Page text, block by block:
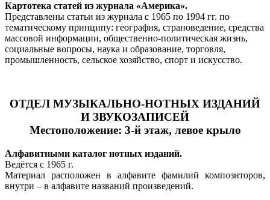
Картотека статей из журнала «Америка».
Представлены статьи из журнала с 1965 по 1994 гг. по
тематическому принципу: география, страноведение, средства
массовой информации, общественно-политическая жизнь,
социальные вопросы, наука и образование, торговля,
промышленность, сельское хозяйство, спорт и искусство.
ОТДЕЛ МУЗЫКАЛЬНО-НОТНЫХ ИЗДАНИЙ
И ЗВУКОЗАПИСЕЙ
Местоположение: 3-й этаж, левое крыло
Алфавитными каталог нотных изданий.
Ведётся с 1965 г.
Материал расположен в алфавите фамилий композиторов,
внутри – в алфавите названий произведений.